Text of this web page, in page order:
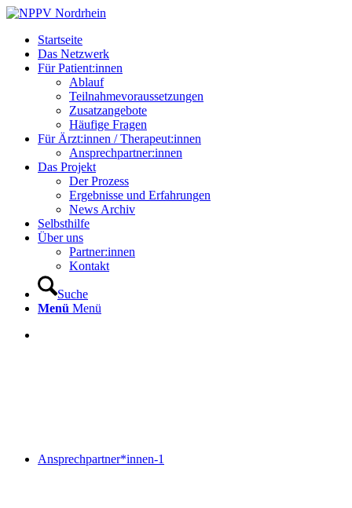
Startseite
Das Netzwerk
Für Patient:innen
Ablauf
Teilnahmevoraussetzungen
Zusatzangebote
Häufige Fragen
Für Ärzt:innen / Therapeut:innen
Ansprechpartner:innen
Das Projekt
Der Prozess
Ergebnisse und Erfahrungen
News Archiv
Selbsthilfe
Über uns
Partner:innen
Kontakt
Suche
Menü Menü
Ansprechpartner*innen-1